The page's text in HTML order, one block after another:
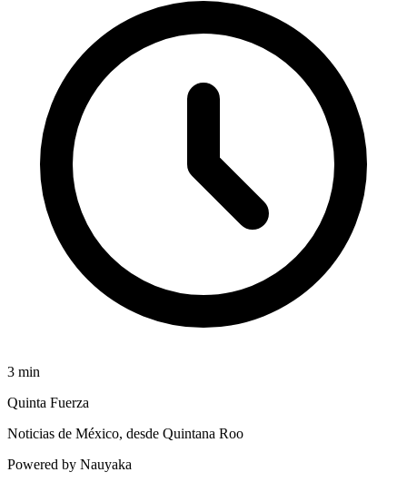
3 min
Quinta Fuerza
Noticias de México, desde Quintana Roo
Powered by Nauyaka